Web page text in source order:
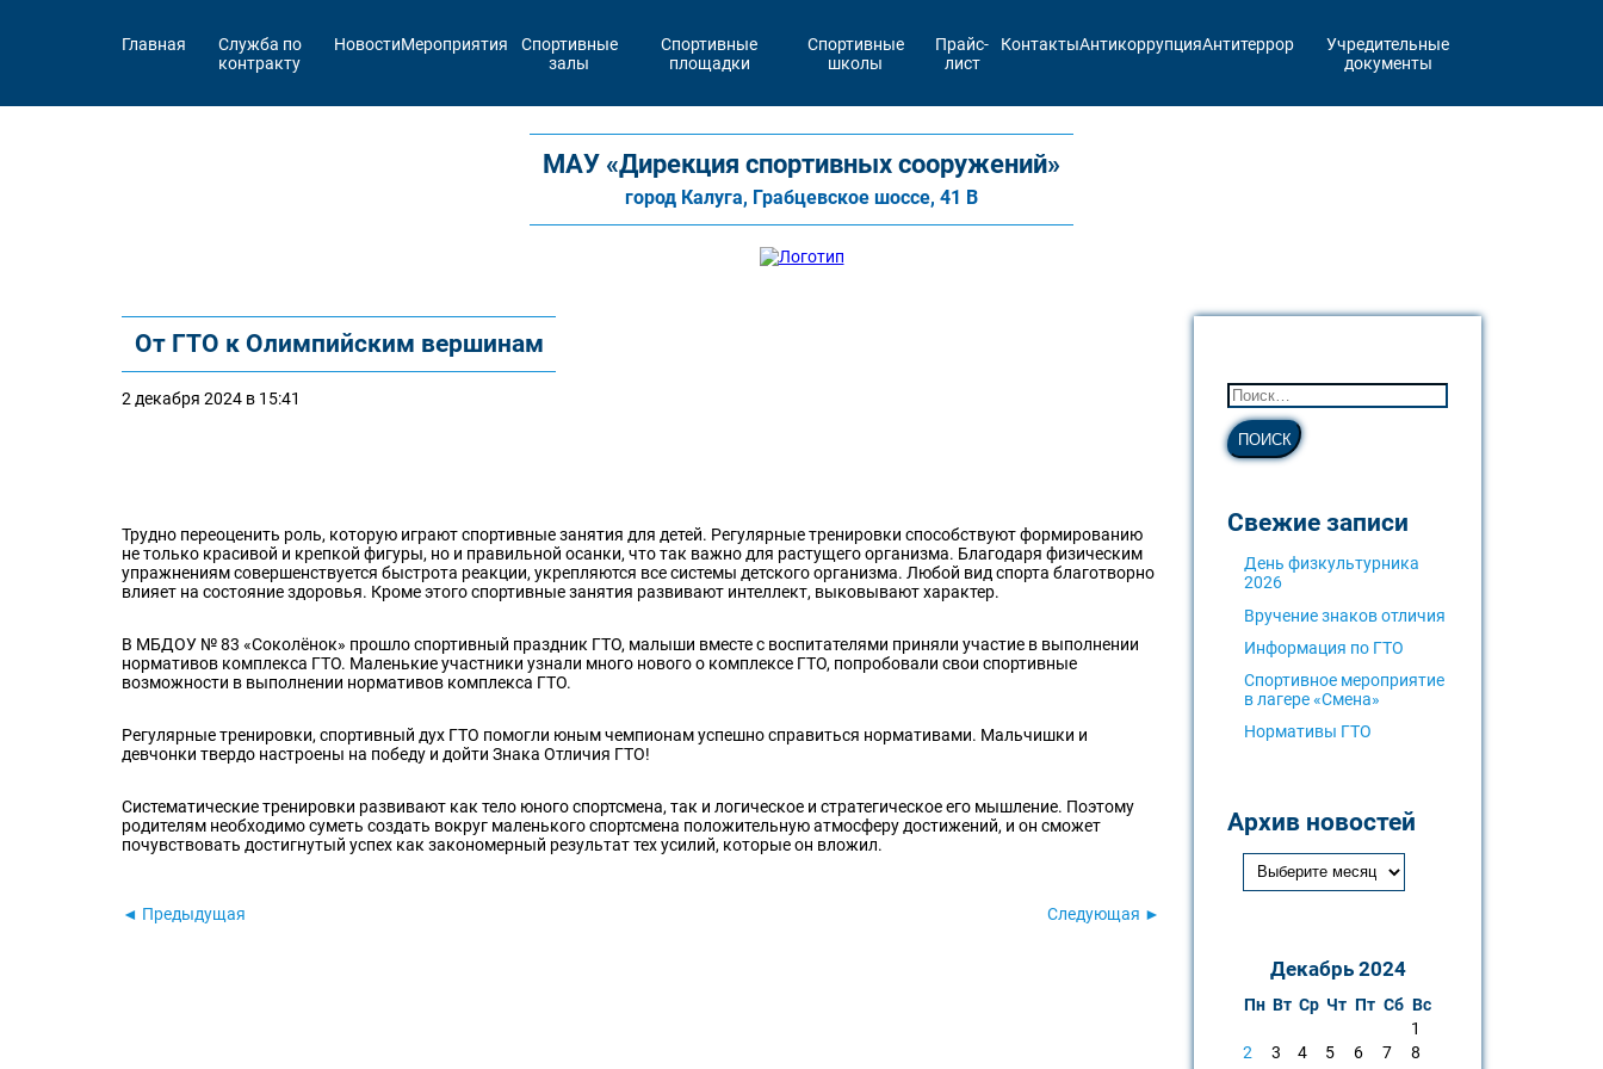
Главная
Служба по
контракту
НовостиМероприятия
Спортивные
залы
Спортивные
площадки
Спортивные
школы
Прайс-
лист
КонтактыАнтикоррупцияАнтитеррор
Учредительные
документы
МАУ «Дирекция спортивных сооружений»
город Калуга, Грабцевское шоссе, 41 В
От ГТО к Олимпийским вершинам
2 декабря 2024 в 15:41
Трудно переоценить роль, которую играют спортивные занятия для детей. Регулярные тренировки способствуют формированию
не только красивой и крепкой фигуры, но и правильной осанки, что так важно для растущего организма. Благодаря физическим
упражнениям совершенствуется быстрота реакции, укрепляются все системы детского организма. Любой вид спорта благотворно
влияет на состояние здоровья. Кроме этого спортивные занятия развивают интеллект, выковывают характер.
В МБДОУ № 83 «Соколёнок» прошло спортивный праздник ГТО, малыши вместе с воспитателями приняли участие в выполнении
нормативов комплекса ГТО. Маленькие участники узнали много нового о комплексе ГТО, попробовали свои спортивные
возможности в выполнении нормативов комплекса ГТО.
Регулярные тренировки, спортивный дух ГТО помогли юным чемпионам успешно справиться нормативами. Мальчишки и
девчонки твердо настроены на победу и дойти Знака Отличия ГТО!
Систематические тренировки развивают как тело юного спортсмена, так и логическое и стратегическое его мышление. Поэтому
родителям необходимо суметь создать вокруг маленького спортсмена положительную атмосферу достижений, и он сможет
почувствовать достигнутый успех как закономерный результат тех усилий, которые он вложил.
◄ Предыдущая Следующая ►
Свежие записи
День физкультурника
2026
Вручение знаков отличия
Информация по ГТО
Спортивное мероприятие
в лагере «Смена»
Нормативы ГТО
Архив новостей
Декабрь 2024
Пн Вт Ср Чт Пт Сб Вс
1
2
3 4 5 6 7
8